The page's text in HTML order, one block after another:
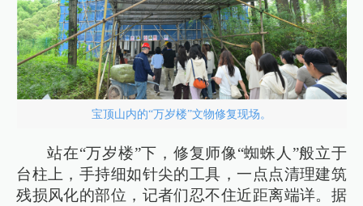
宝顶山内的“万岁楼”文物修复现场。
站在“万岁楼”下，修复师像“蜘蛛人”般立于
台柱上，手持细如针尖的工具，一点点清理建筑
残损风化的部位，记者们忍不住近距离端详。据